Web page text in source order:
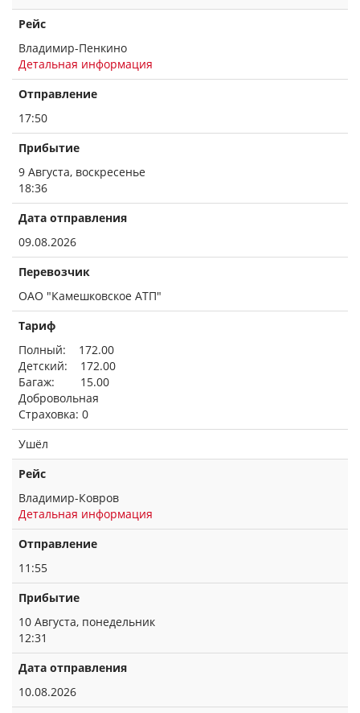
Рейс
Владимир-Пенкино
Детальная информация
Отправление
17:50
Прибытие
9 Августа, воскресенье
18:36
Дата отправления
09.08.2026
Перевозчик
ОАО "Камешковское АТП"
Тариф
Полный: 172.00
Детский: 172.00
Багаж: 15.00
Добровольная
Страховка: 0
Ушёл
Рейс
Владимир-Ковров
Детальная информация
Отправление
11:55
Прибытие
10 Августа, понедельник
12:31
Дата отправления
10.08.2026